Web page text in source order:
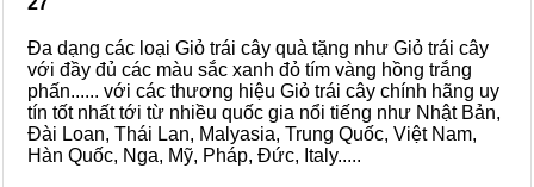
Đa dạng các loại Giỏ trái cây quà tặng như Giỏ trái cây
với đầy đủ các màu sắc xanh đỏ tím vàng hồng trắng
phấn...... với các thương hiệu Giỏ trái cây chính hãng uy
tín tốt nhất tới từ nhiều quốc gia nổi tiếng như Nhật Bản,
Đài Loan, Thái Lan, Malyasia, Trung Quốc, Việt Nam,
Hàn Quốc, Nga, Mỹ, Pháp, Đức, Italy.....